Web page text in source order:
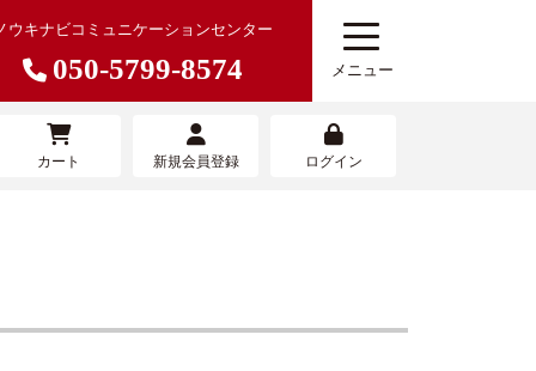
ウキナビコミュニケーションセンター
050-5799-8574 メニュー
カート 新規会員登録 ログイン